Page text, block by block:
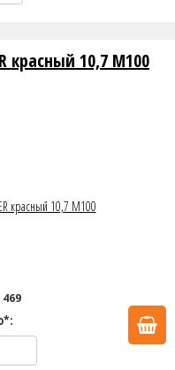
красный 10,7 М100